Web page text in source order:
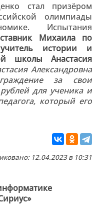
стал призёром
олимпиады
Испытания
Михаила по
истории и
школы Анастасия
Александровна
за свои
для ученика и
который его
12.04.2023 в 10:31